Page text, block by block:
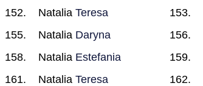
Natalia Teresa
Natalia Daryna
Natalia Estefania
Natalia Teresa